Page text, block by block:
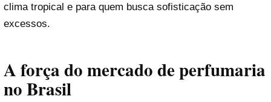
clima tropical e para quem busca sofisticação sem
excessos.
A força do mercado de perfumaria
no Brasil